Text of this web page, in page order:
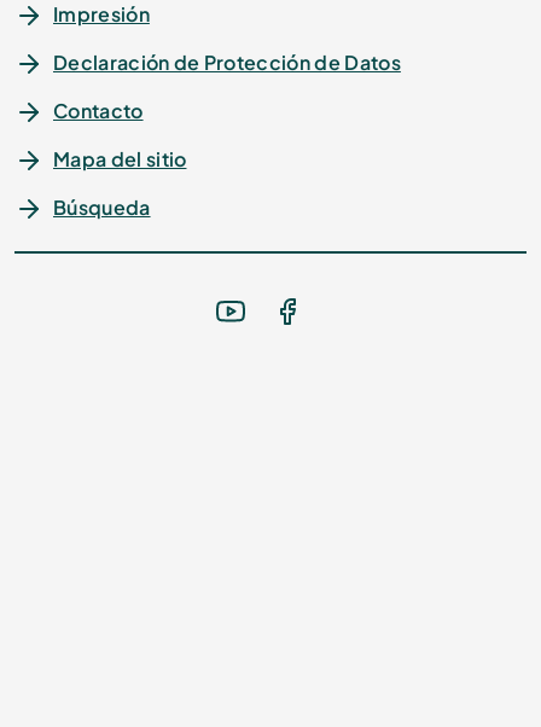
Impresión
Declaración de Protección de Datos
Contacto
Mapa del sitio
Búsqueda